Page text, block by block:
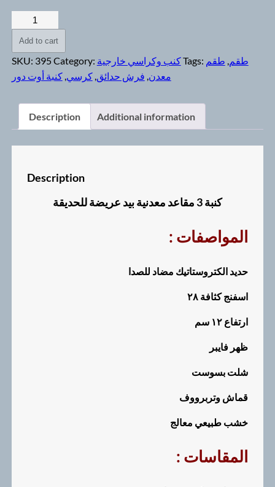
3
مقاعد
معدنية
بيد
quantity
Add to cart
SKU: 395Category: كنب وكراسي خارجيةTags: طقم, طقم
معدن, فرش حدائق,كرسي,كنبة أوت دور
Description Additional information
Description
كنبة 3 مقاعد معدنية بيد عريضة للحديقة
: المواصفات
حديد الكتروستاتيك مضاد للصدا
اسفنج كثافة ٢٨
ارتفاع ١٢ سم
ظهر فايبر
شلت بسوست
قماش وتربرووف
خشب طبيعي معالج
: المقاسات